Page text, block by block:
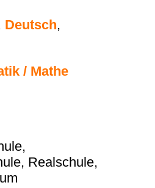
Deutsch,
/ Mathe
Realschule,